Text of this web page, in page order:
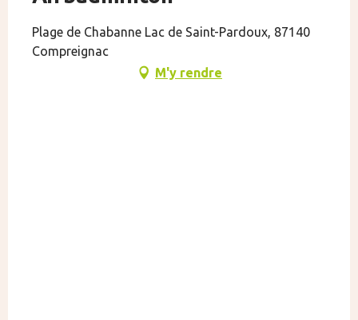
Plage de Chabanne Lac de Saint-Pardoux, 87140
Compreignac
M'y rendre